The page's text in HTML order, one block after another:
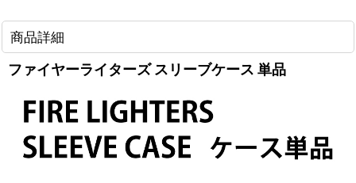
商品詳細
ファイヤーライターズ スリーブケース 単品